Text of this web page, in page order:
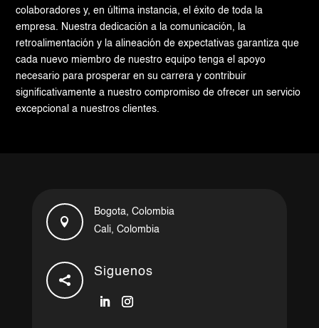
colaboradores y, en última instancia, el éxito de toda la
empresa. Nuestra dedicación a la comunicación, la
retroalimentación y la alineación de expectativas garantiza que
cada nuevo miembro de nuestro equipo tenga el apoyo
necesario para prosperar en su carrera y contribuir
significativamente a nuestro compromiso de ofrecer un servicio
excepcional a nuestros clientes.

Bogota, Colombia
Cali, Colombia

Siguenos